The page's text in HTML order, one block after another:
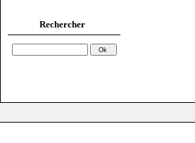
Rechercher